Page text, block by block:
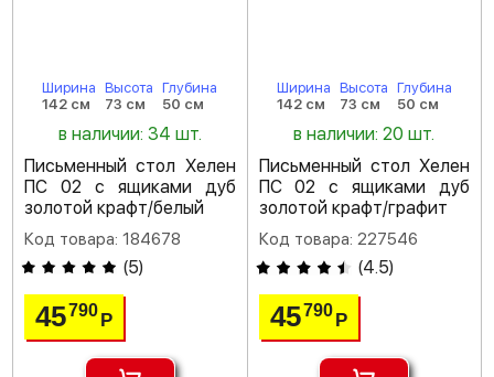
Ширина
142 см
Высота
73 см
Глубина
50 см
в наличии: 34 шт.
Письменный стол Хелен
ПС 02 с ящиками дуб
золотой крафт/белый
Код товара: 184678
(5)
45790Р
Ширина
142 см
Высота
73 см
Глубина
50 см
в наличии: 20 шт.
Письменный стол Хелен
ПС 02 с ящиками дуб
золотой крафт/графит
Код товара: 227546
(4.5)
45790 Р